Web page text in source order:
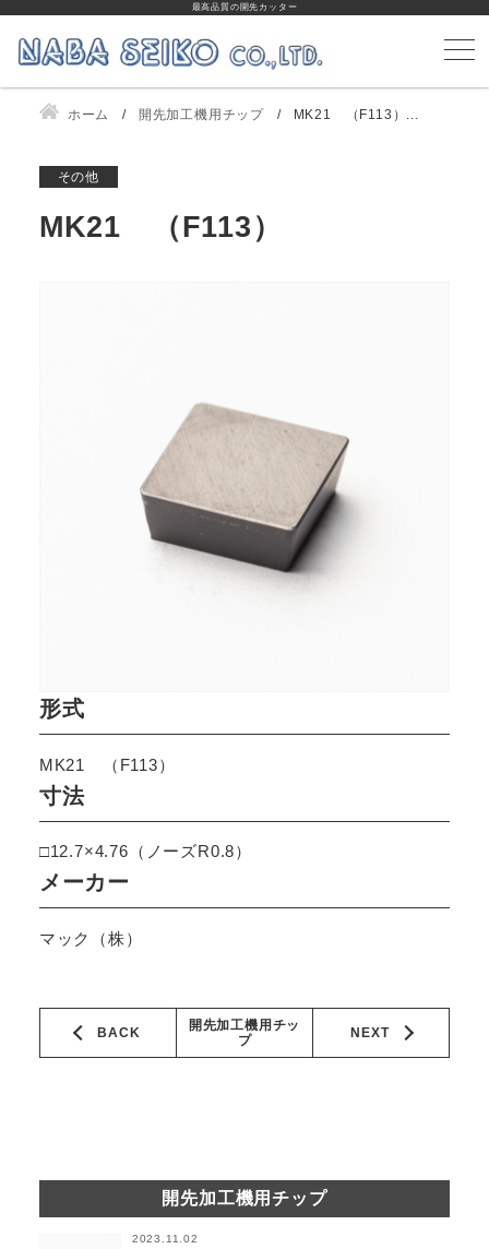
最高品質の開先カッター
ホーム 開先加工機用チップ MK21 （F113）...
その他
MK21 （F113）
形式
MK21 （F113）
寸法
□12.7×4.76（ノーズR0.8）
メーカー
マック（株）
BACK NEXT
開先加工機用チッ
プ
開先加工機用チップ
2023.11.02